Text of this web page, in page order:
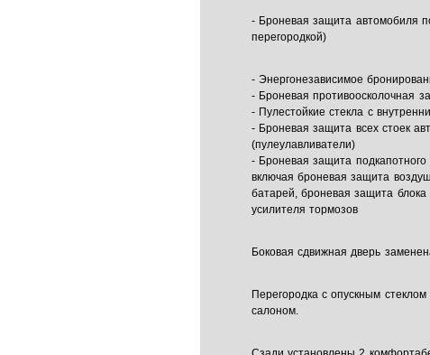
- Броневая защита автомобиля
перегородкой)
- Энергонезависимое
- Броневая противоосколочная
- Пулестойкие стекла с
- Броневая защита всех стоек
(пулеулавливатели)
- Броневая защита
включая броневая защита
батарей, броневая защита блока
усилителя тормозов
Боковая сдвижная дверь
Перегородка с опускным
салоном.